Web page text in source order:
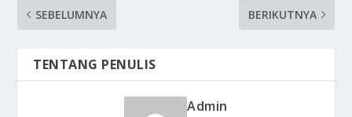
SEBELUMNYA
BERIKUTNYA
TENTANG PENULIS
Admin